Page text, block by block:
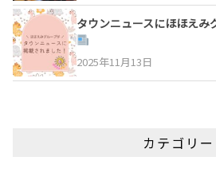
タウンニュースにほほえみ
2025年11月13日
カテゴリー